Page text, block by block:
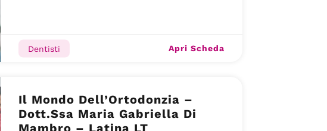
Dentisti Apri Scheda
Il Mondo Dell’Ortodonzia –
Dott.Ssa Maria Gabriella Di
Mambro – Latina LT